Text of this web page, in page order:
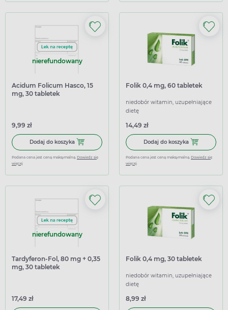
nierefundowany
Acidum Folicum Hasco, 15
mg, 30 tabletek
9,99 zł
Dodaj do koszyka Dodaj do koszyka Acidum Folicum Hasco, 15 mg, 30
Podana cena jest ceną maksymalną. Dowiedz się
więcej
Folik 0,4 mg, 60 tabletek
niedobór witamin, uzupełniające
dietę
14,49 zł
Dodaj do koszyka Dodaj do
Podana cena jest ceną maksymalną. Dowiedz się
więcej
nierefundowany
Tardyferon-Fol, 80 mg + 0,35
mg, 30 tabletek
Allpharm)
17,49 zł
Folik 0,4 mg, 30 tabletek
niedobór witamin, uzupełniające
dietę
8,99 zł